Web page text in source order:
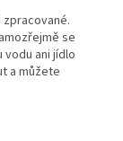
se
vodu ani jídlo
a můžete